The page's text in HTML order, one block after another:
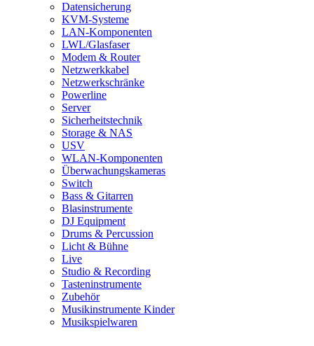
Datensicherung
KVM-Systeme
LAN-Komponenten
LWL/Glasfaser
Modem & Router
Netzwerkkabel
Netzwerkschränke
Powerline
Server
Sicherheitstechnik
Storage & NAS
USV
WLAN-Komponenten
Überwachungskameras
Switch
Bass & Gitarren
Blasinstrumente
DJ Equipment
Drums & Percussion
Licht & Bühne
Live
Studio & Recording
Tasteninstrumente
Zubehör
Musikinstrumente Kinder
Musikspielwaren